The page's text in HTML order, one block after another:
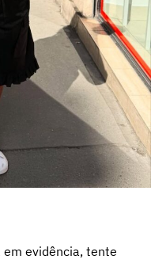
em evidência, tente